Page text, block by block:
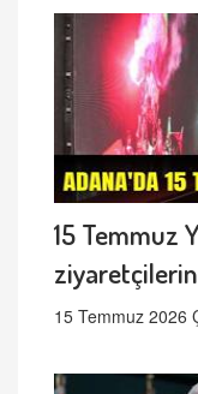
15 Temmuz
15 Temmuz 2026